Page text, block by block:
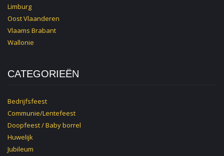
Limburg
Oost Vlaanderen
Vlaams Brabant
Wallonie
CATEGORIEËN
Bedrijfsfeest
Communie/Lentefeest
Doopfeest / Baby borrel
Huwelijk
Jubileum